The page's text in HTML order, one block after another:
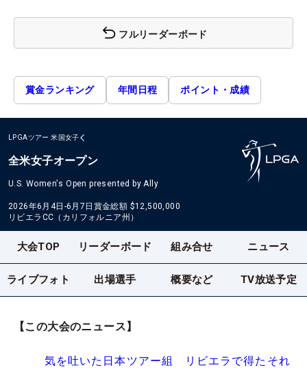
フルリーダーボード
賞金ランキング 年間日程 ポイント・成績
LPGAツアー 米国女子
全米女子オープン
U.S. Women's Open presented by Ally
2026年6月4日-6月7日 賞金総額 $12,500,000
リビエラCC（カリフォルニア州）
大会TOP リーダーボード 組み合せ ニュース
ライブフォト 出場選手 概要など TV放送予定
【この大会のニュース】
気を吐いた日本ツアー組 リビエラで得たそれ